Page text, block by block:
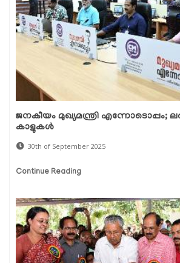
ജനകീയം മുഖ്യമന്ത്രി എന്നോടൊപ്പം;
കാളുകൾ
30th of September 2025
Continue Reading